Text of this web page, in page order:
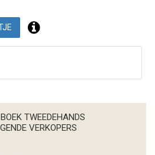
TWEEDEHANDS
VERKOPERS